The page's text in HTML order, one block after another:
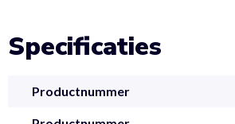
Specificaties
Productnummer